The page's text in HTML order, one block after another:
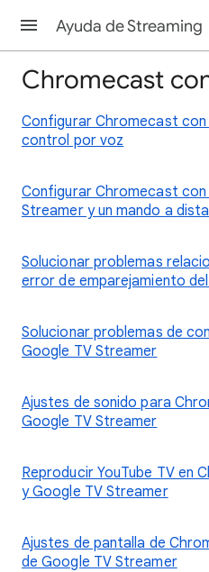
Ayuda de Streaming
Chromecast
Configurar Chromecast con
control por voz
Configurar Chromecast
Streamer y un mando a
Solucionar problemas
error de emparejamiento
Solucionar problemas de
Google TV Streamer
Ajustes de sonido para
Google TV Streamer
Reproducir YouTube TV en
y Google TV Streamer
Ajustes de pantalla de
de Google TV Streamer